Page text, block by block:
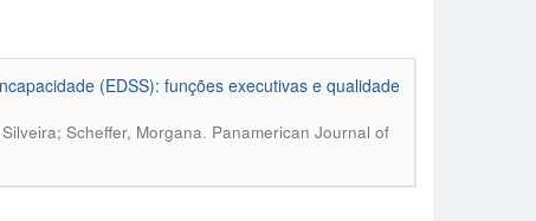
(EDSS): funções executivas e qualidade
Scheffer, Morgana. Panamerican Journal of